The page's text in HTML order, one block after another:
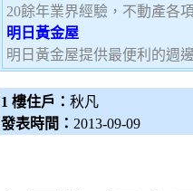
20餘年業界經驗，不動產各
明日黃金屋
明日黃金屋提供最便利的週
1 樓住戶： 秋凡
發表時間： 2013-09-09